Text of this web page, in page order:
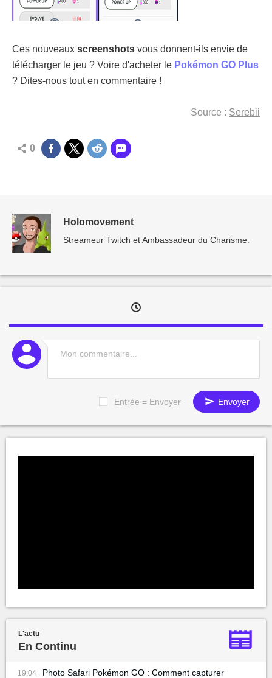
Ces nouveaux screenshots vous donnent-ils envie de
télécharger le jeu ? Voire d'acheter le Pokémon GO Plus
? Dites-nous tout en commentaire !
Source : Serebii
0
Holomovement
Streameur Twitch et Ambassadeur du Charisme.
Entrée = Envoyer Envoyer
L'actu
En Continu
19:04
Photo Safari Pokémon GO : Comment capturer